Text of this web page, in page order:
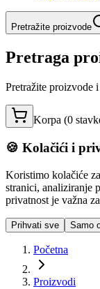
Pretražite proizvode
Pretraga
Pretražite proizvode
Korpa (0
🍪 Kolačići i
Koristimo kolačiće
stranici, analiziranje
privatnost je važna
Prihvati sve Samo
Početna
Proizvodi